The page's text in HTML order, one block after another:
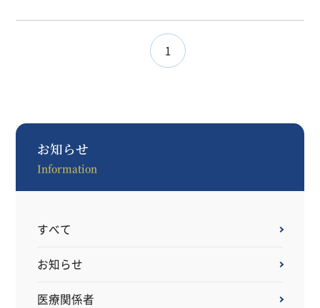
1
お知らせ
Information
すべて
お知らせ
医療関係者